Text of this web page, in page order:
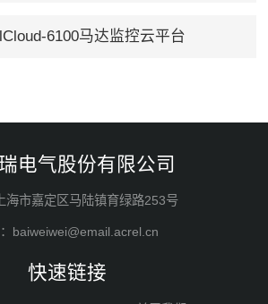
6100马达监控云平台
电气股份有限公司
海市嘉定区马陆镇育绿路253号
baiweiwei@email.acrel.cn
快速链接